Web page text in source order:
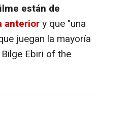
están de
anteriory que "una
juegan la mayoría
Ebiri of the